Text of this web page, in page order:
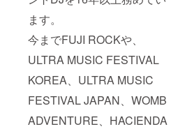
ます。
今までFUJI ROCKや、
ULTRA MUSIC FESTIVAL
KOREA、ULTRA MUSIC
FESTIVAL JAPAN、WOMB
ADVENTURE、HACIENDA